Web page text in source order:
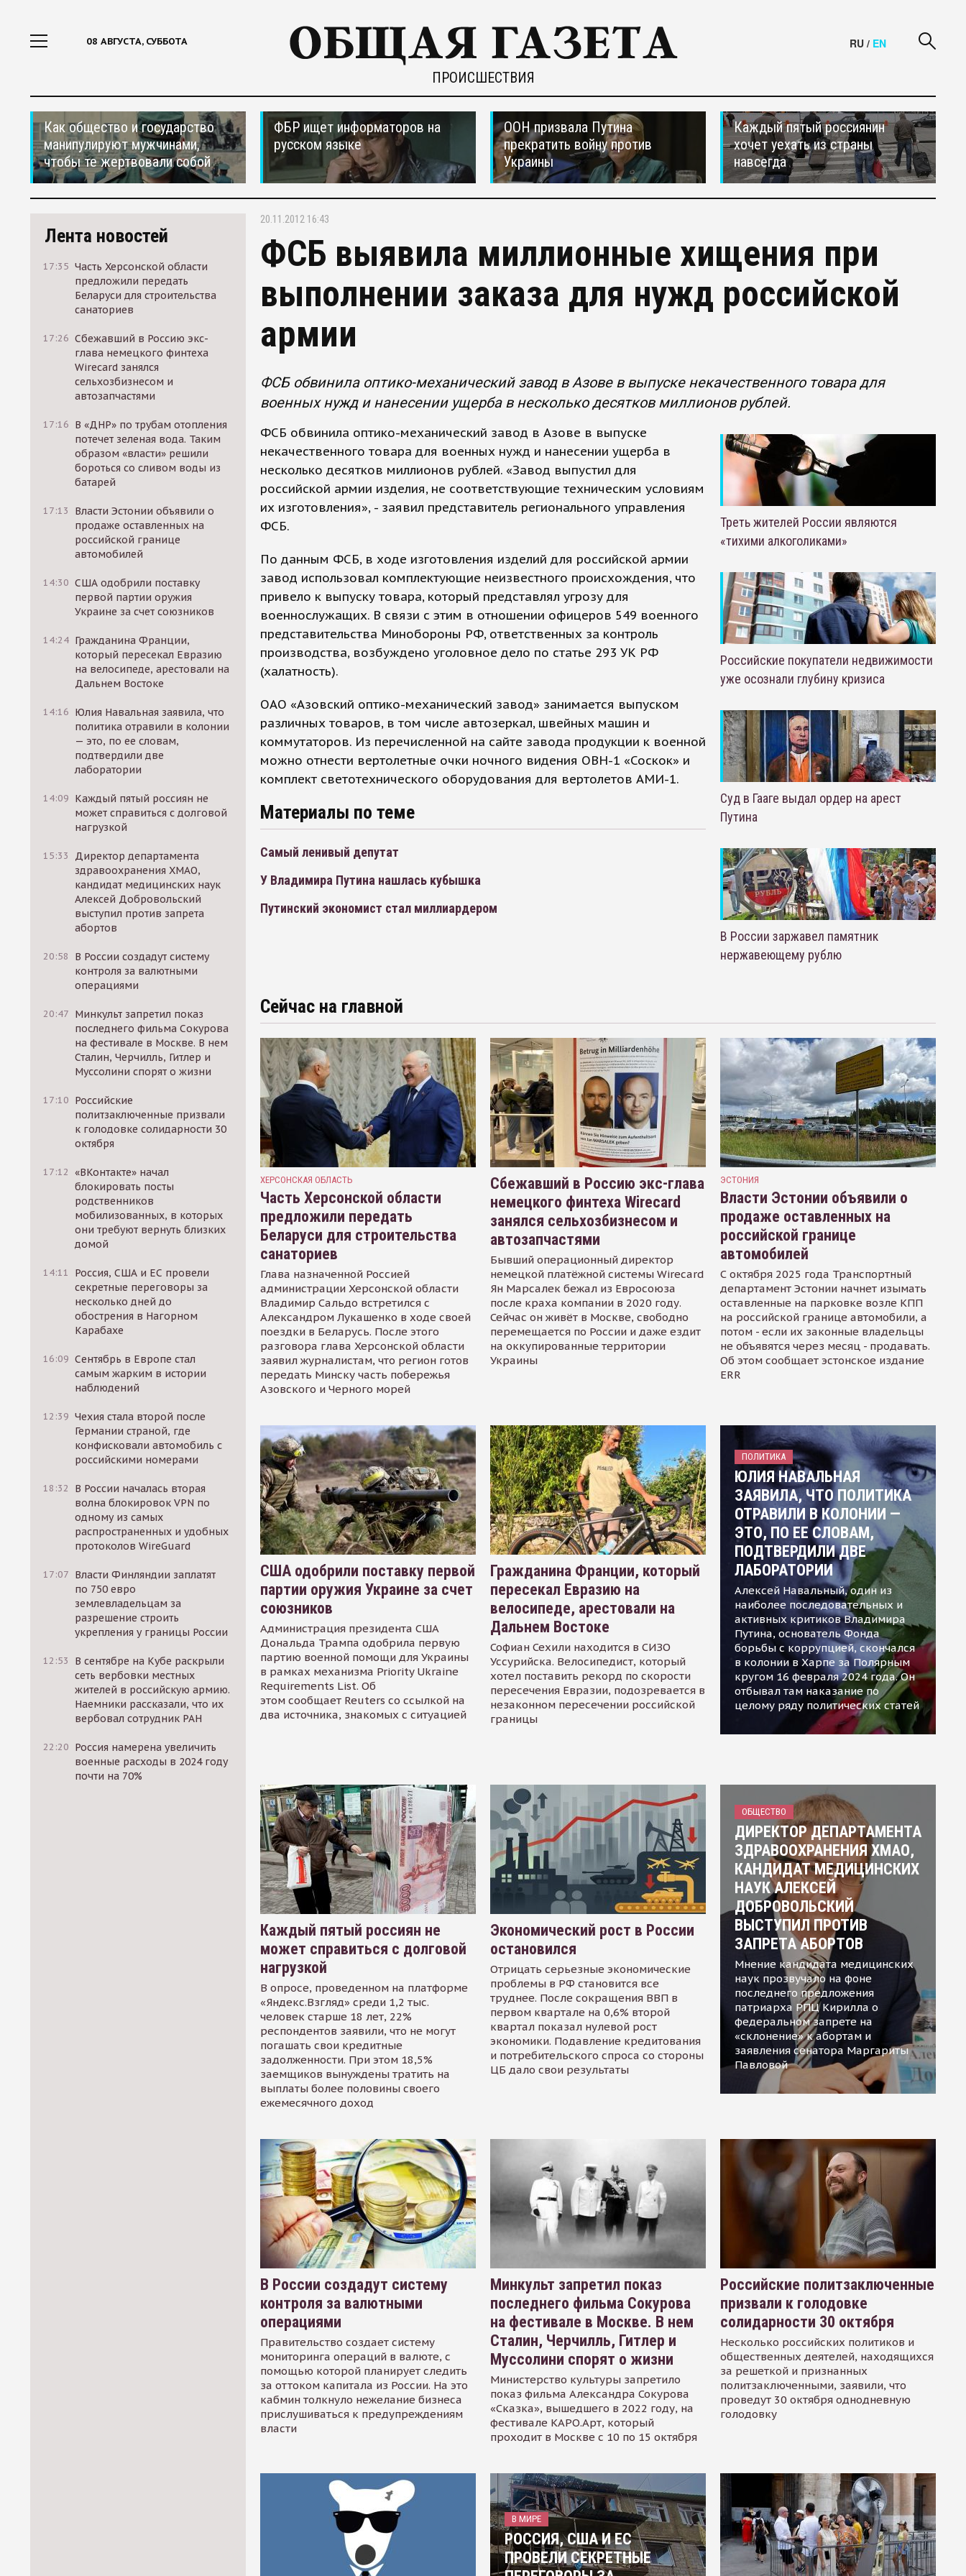
08 АВГУСТА, СУББОТА
ПРОИСШЕСТВИЯ
RU / EN
Как общество и государство
манипулируют мужчинами,
чтобы те жертвовали собой
ФБР ищет информаторов на
русском языке
ООН призвала Путина
прекратить войну против
Украины
Каждый пятый россиянин
хочет уехать из страны
навсегда
Лента новостей
17:35 Часть Херсонской области
предложили передать
Беларуси для строительства
санаториев
17:26 Сбежавший в Россию экс-
глава немецкого финтеха
Wirecard занялся
сельхозбизнесом и
автозапчастями
17:16 В «ДНР» по трубам отопления
потечет зеленая вода. Таким
образом «власти» решили
бороться со сливом воды из
батарей
17:13
Власти Эстонии объявили о
продаже оставленных на
российской границе
автомобилей
14:30 США одобрили поставку
первой партии оружия
Украине за счет союзников
14:24 Гражданина Франции,
который пересекал Евразию
на велосипеде, арестовали на
Дальнем Востоке
14:16 Юлия Навальная заявила, что
политика отравили в колонии
— это, по ее словам,
подтвердили две
лаборатории
14:09 Каждый пятый россиян не
может справиться с долговой
нагрузкой
15:33
Директор департамента
здравоохранения ХМАО,
кандидат медицинских наук
Алексей Добровольский
выступил против запрета
абортов
20:58
В России создадут систему
контроля за валютными
операциями
20:47 Минкульт запретил показ
последнего фильма Сокурова
на фестивале в Москве. В нем
Сталин, Черчилль, Гитлер и
Муссолини спорят о жизни
17:10 Российские
политзаключенные призвали
к голодовке солидарности 30
октября
17:12 «ВКонтакте» начал
блокировать посты
родственников
мобилизованных, в которых
они требуют вернуть близких
домой
14:11
Россия, США и ЕС провели
секретные переговоры за
несколько дней до
обострения в Нагорном
Карабахе
16:09 Сентябрь в Европе стал
самым жарким в истории
наблюдений
12:39 Чехия стала второй после
Германии страной, где
конфисковали автомобиль с
российскими номерами
18:32
В России началась вторая
волна блокировок VPN по
одному из самых
распространенных и удобных
протоколов WireGuard
17:07 Власти Финляндии заплатят
по 750 евро
землевладельцам за
разрешение строить
укрепления у границы России
12:53
В сентябре на Кубе раскрыли
сеть вербовки местных
жителей в российскую армию.
Наемники рассказали, что их
вербовал сотрудник РАН
22:20 Россия намерена увеличить
военные расходы в 2024 году
почти на 70%
20.11.2012 16:43
ФСБ выявила миллионные хищения при
выполнении заказа для нужд российской
армии
ФСБ обвинила оптико-механический завод в Азове в выпуске некачественного товара для
военных нужд и нанесении ущерба в несколько десятков миллионов рублей.
ФСБ обвинила оптико-механический завод в Азове в выпуске
некачественного товара для военных нужд и нанесении ущерба в
несколько десятков миллионов рублей. «Завод выпустил для
российской армии изделия, не соответствующие техническим условиям
их изготовления», - заявил представитель регионального управления
ФСБ.
По данным ФСБ, в ходе изготовления изделий для российской армии
завод использовал комплектующие неизвестного происхождения, что
привело к выпуску товара, который представлял угрозу для
военнослужащих. В связи с этим в отношении офицеров 549 военного
представительства Минобороны РФ, ответственных за контроль
производства, возбуждено уголовное дело по статье 293 УК РФ
(халатность).
ОАО «Азовский оптико-механический завод» занимается выпуском
различных товаров, в том числе автозеркал, швейных машин и
коммутаторов. Из перечисленной на сайте завода продукции к военной
можно отнести вертолетные очки ночного видения ОВН-1 «Соскок» и
комплект светотехнического оборудования для вертолетов АМИ-1.
Материалы по теме
Самый ленивый депутат
У Владимира Путина нашлась кубышка
Путинский экономист стал миллиардером
Треть жителей России являются
«тихими алкоголиками»
Российские покупатели недвижимости
уже осознали глубину кризиса
Суд в Гааге выдал ордер на арест
Путина
В России заржавел памятник
нержавеющему рублю
Сейчас на главной
ХЕРСОНСКАЯ ОБЛАСТЬ
Часть Херсонской области
предложили передать
Беларуси для строительства
санаториев
Глава назначенной Россией
администрации Херсонской области
Владимир Сальдо встретился с
Александром Лукашенко в ходе своей
поездки в Беларусь. После этого
разговора глава Херсонской области
заявил журналистам, что регион готов
передать Минску часть побережья
Азовского и Черного морей
Сбежавший в Россию экс-глава
немецкого финтеха Wirecard
занялся сельхозбизнесом и
автозапчастями
Бывший операционный директор
немецкой платёжной системы Wirecard
Ян Марсалек бежал из Евросоюза
после краха компании в 2020 году.
Сейчас он живёт в Москве, свободно
перемещается по России и даже ездит
на оккупированные территории
Украины
ЭСТОНИЯ
Власти Эстонии объявили о
продаже оставленных на
российской границе
автомобилей
С октября 2025 года Транспортный
департамент Эстонии начнет изымать
оставленные на парковке возле КПП
на российской границе автомобили, а
потом - если их законные владельцы
не объявятся через месяц - продавать.
Об этом сообщает эстонское издание
ERR
США одобрили поставку первой
партии оружия Украине за счет
союзников
Администрация президента США
Дональда Трампа одобрила первую
партию военной помощи для Украины
в рамках механизма Priority Ukraine
Requirements List. Об
этом сообщает Reuters со ссылкой на
два источника, знакомых с ситуацией
Гражданина Франции, который
пересекал Евразию на
велосипеде, арестовали на
Дальнем Востоке
Софиан Сехили находится в СИЗО
Уссурийска. Велосипедист, который
хотел поставить рекорд по скорости
пересечения Евразии, подозревается в
незаконном пересечении российской
границы
ПОЛИТИКА
ЮЛИЯ НАВАЛЬНАЯ
ЗАЯВИЛА, ЧТО ПОЛИТИКА
ОТРАВИЛИ В КОЛОНИИ —
ЭТО, ПО ЕЕ СЛОВАМ,
ПОДТВЕРДИЛИ ДВЕ
ЛАБОРАТОРИИ
Алексей Навальный, один из
наиболее последовательных и
активных критиков Владимира
Путина, основатель Фонда
борьбы с коррупцией, скончался
в колонии в Харпе за Полярным
кругом 16 февраля 2024 года. Он
отбывал там наказание по
целому ряду политических статей
Каждый пятый россиян не
может справиться с долговой
нагрузкой
В опросе, проведенном на платформе
«Яндекс.Взгляд» среди 1,2 тыс.
человек старше 18 лет, 22%
респондентов заявили, что не могут
погашать свои кредитные
задолженности. При этом 18,5%
заемщиков вынуждены тратить на
выплаты более половины своего
ежемесячного доход
Экономический рост в России
остановился
Отрицать серьезные экономические
проблемы в РФ становится все
труднее. После сокращения ВВП в
первом квартале на 0,6% второй
квартал показал нулевой рост
экономики. Подавление кредитования
и потребительского спроса со стороны
ЦБ дало свои результаты
ОБЩЕСТВО
ДИРЕКТОР ДЕПАРТАМЕНТА
ЗДРАВООХРАНЕНИЯ ХМАО,
КАНДИДАТ МЕДИЦИНСКИХ
НАУК АЛЕКСЕЙ
ДОБРОВОЛЬСКИЙ
ВЫСТУПИЛ ПРОТИВ
ЗАПРЕТА АБОРТОВ
Мнение кандидата медицинских
наук прозвучало на фоне
последнего предложения
патриарха РПЦ Кирилла о
федеральном запрете на
«склонение» к абортам и
заявления сенатора Маргариты
Павловой
В России создадут систему
контроля за валютными
операциями
Правительство создает систему
мониторинга операций в валюте, с
помощью которой планирует следить
за оттоком капитала из России. На это
кабмин толкнуло нежелание бизнеса
прислушиваться к предупреждениям
власти
Минкульт запретил показ
последнего фильма Сокурова
на фестивале в Москве. В нем
Сталин, Черчилль, Гитлер и
Муссолини спорят о жизни
Министерство культуры запретило
показ фильма Александра Сокурова
«Сказка», вышедшего в 2022 году, на
фестивале КАРО.Арт, который
проходит в Москве с 10 по 15 октября
Российские политзаключенные
призвали к голодовке
солидарности 30 октября
Несколько российских политиков и
общественных деятелей, находящихся
за решеткой и признанных
политзаключенными, заявили, что
проведут 30 октября однодневную
голодовку
В МИРЕ
РОССИЯ, США И ЕС
ПРОВЕЛИ СЕКРЕТНЫЕ